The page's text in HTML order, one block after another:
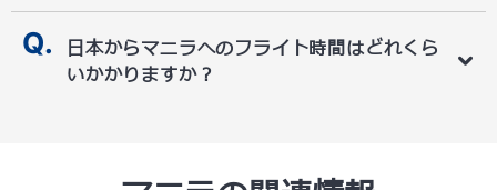
日本からマニラへのフライト時間はどれくら
いかかりますか？